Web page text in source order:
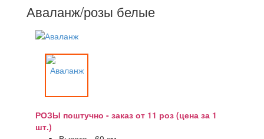
Аваланж/розы белые
РОЗЫ поштучно - заказ от 11 роз (цена за 1
шт.)